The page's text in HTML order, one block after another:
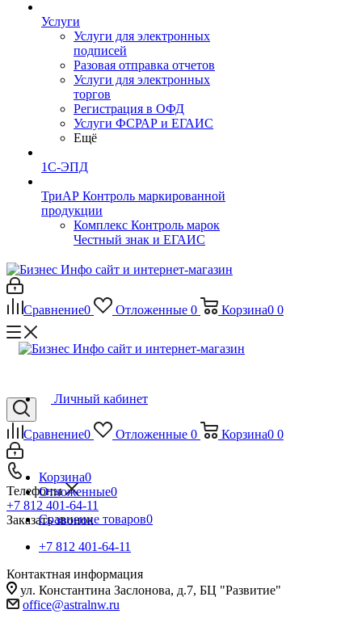
Услуги
Услуги для электронных
подписей
Разовая отправка отчетов
Услуги для электронных
торгов
Регистрация в ОФД
Услуги ФСРАР и ЕГАИС
Ещё
1С-ЭПД
ТриАР Контроль маркированной
продукции
Комплекс Контроль марок
Честный знак и ЕГАИС
Сравнение0 Отложенные 0 Корзина0 0
Сравнение0 Отложенные 0 Корзина0 0
Телефоны
+7 812 401-64-11
Заказать звонок
Личный кабинет
Корзина0
Отложенные0
Сравнение товаров0
+7 812 401-64-11
Контактная информация
ул. Константина Заслонова, д.7, БЦ "Развитие"
office@astralnw.ru